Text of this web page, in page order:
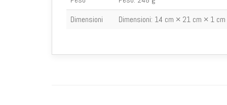
Dimensioni
Dimensioni: 14 cm × 21 cm × 1 cm